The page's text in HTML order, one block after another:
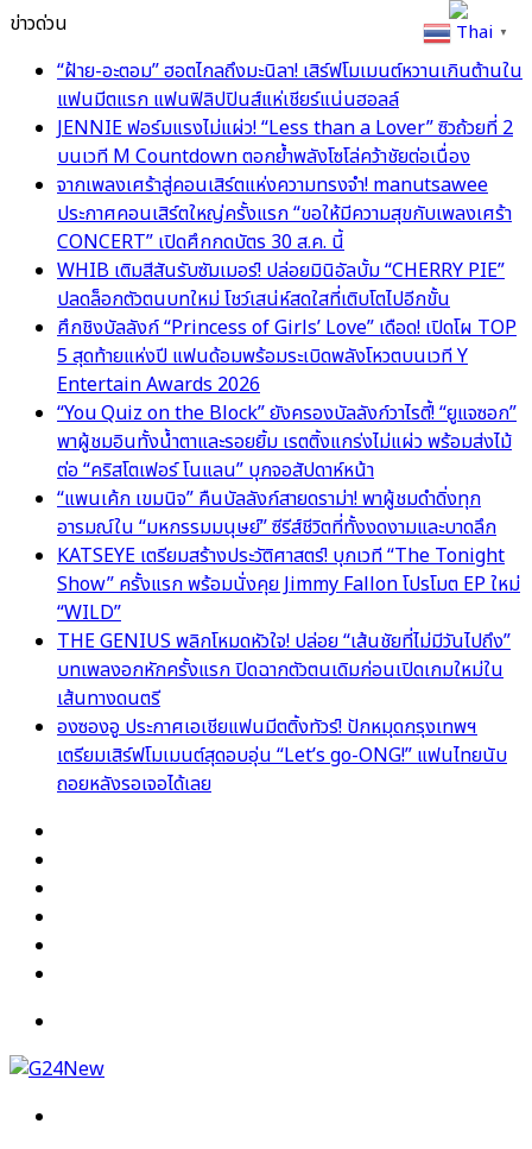
ข่าวด่วน
“ฝ้าย-อะตอม” ฮอตไกลถึงมะนิลา! เสิร์ฟโมเมนต์หวานเกินต้านใน
แฟนมีตแรก แฟนฟิลิปปินส์แห่เชียร์แน่นฮอลล์
JENNIE ฟอร์มแรงไม่แผ่ว! “Less than a Lover” ซิวถ้วยที่ 2
บนเวที M Countdown ตอกย้ำพลังโซโล่คว้าชัยต่อเนื่อง
จากเพลงเศร้าสู่คอนเสิร์ตแห่งความทรงจำ! manutsawee
ประกาศคอนเสิร์ตใหญ่ครั้งแรก “ขอให้มีความสุขกับเพลงเศร้า
CONCERT” เปิดศึกกดบัตร 30 ส.ค. นี้
WHIB เติมสีสันรับซัมเมอร์! ปล่อยมินิอัลบั้ม “CHERRY PIE”
ปลดล็อกตัวตนบทใหม่ โชว์เสน่ห์สดใสที่เติบโตไปอีกขั้น
ศึกชิงบัลลังก์ “Princess of Girls’ Love” เดือด! เปิดโผ TOP
5 สุดท้ายแห่งปี แฟนด้อมพร้อมระเบิดพลังโหวตบนเวที Y
Entertain Awards 2026
“You Quiz on the Block” ยังครองบัลลังก์วาไรตี้! “ยูแจซอก”
พาผู้ชมอินทั้งน้ำตาและรอยยิ้ม เรตติ้งแกร่งไม่แผ่ว พร้อมส่งไม้
ต่อ “คริสโตเฟอร์ โนแลน” บุกจอสัปดาห์หน้า
“แพนเค้ก เขมนิจ” คืนบัลลังก์สายดราม่า! พาผู้ชมดำดิ่งทุก
อารมณ์ใน “มหกรรมมนุษย์” ซีรีส์ชีวิตที่ทั้งงดงามและบาดลึก
KATSEYE เตรียมสร้างประวัติศาสตร์! บุกเวที “The Tonight
Show” ครั้งแรก พร้อมนั่งคุย Jimmy Fallon โปรโมต EP ใหม่
“WILD”
THE GENIUS พลิกโหมดหัวใจ! ปล่อย “เส้นชัยที่ไม่มีวันไปถึง”
บทเพลงอกหักครั้งแรก ปิดฉากตัวตนเดิมก่อนเปิดเกมใหม่ใน
เส้นทางดนตรี
องซองอู ประกาศเอเชียแฟนมีตติ้งทัวร์! ปักหมุดกรุงเทพฯ
เตรียมเสิร์ฟโมเมนต์สุดอบอุ่น “Let’s go-ONG!” แฟนไทยนับ
ถอยหลังรอเจอได้เลย
Thai ▼